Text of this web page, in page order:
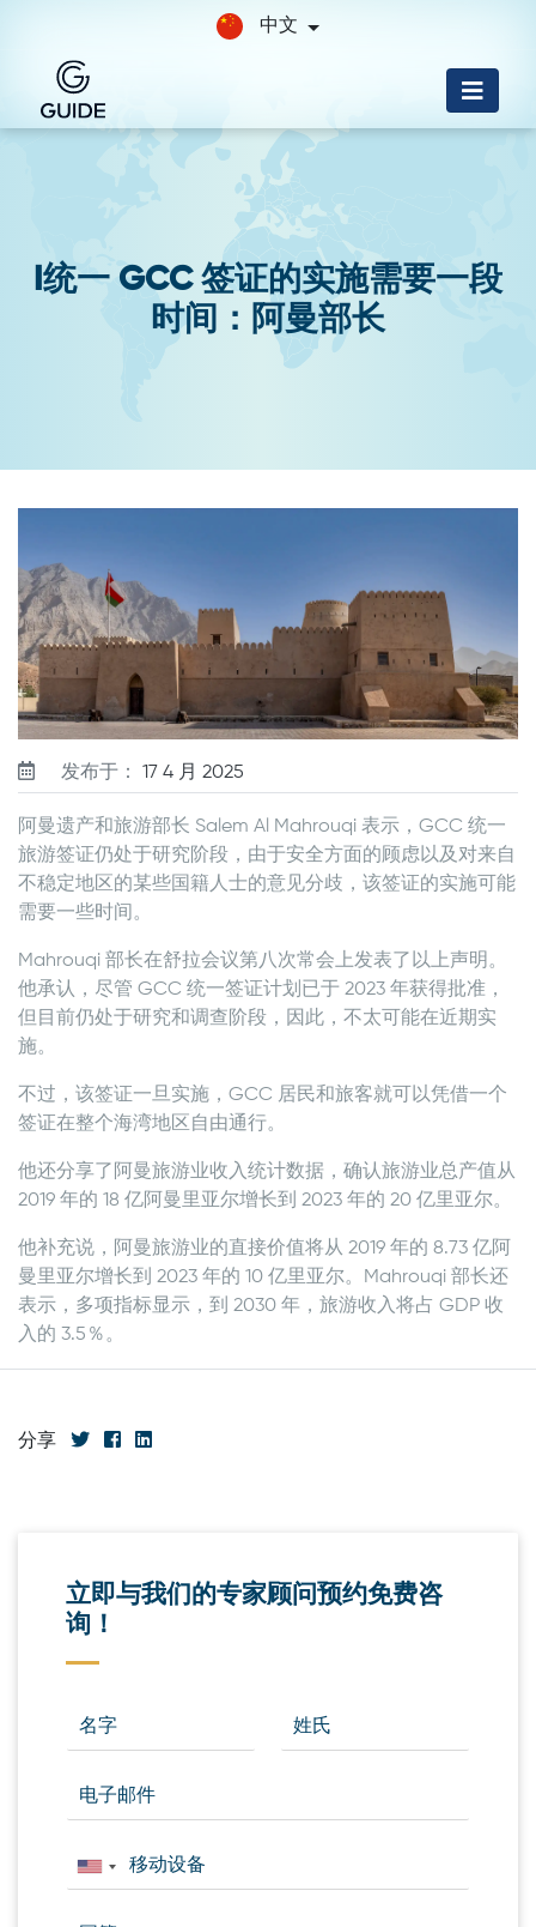
中文
I统一 GCC 签证的实施需要一段
时间：阿曼部长
发布于： 17 4 月 2025
阿曼遗产和旅游部长 Salem Al Mahrouqi 表示，GCC 统一
旅游签证仍处于研究阶段，由于安全方面的顾虑以及对来自
不稳定地区的某些国籍人士的意见分歧，该签证的实施可能
需要一些时间。
Mahrouqi 部长在舒拉会议第八次常会上发表了以上声明。
他承认，尽管 GCC 统一签证计划已于 2023 年获得批准，
但目前仍处于研究和调查阶段，因此，不太可能在近期实
施。
不过，该签证一旦实施，GCC 居民和旅客就可以凭借一个
签证在整个海湾地区自由通行。
他还分享了阿曼旅游业收入统计数据，确认旅游业总产值从
2019 年的 18 亿阿曼里亚尔增长到 2023 年的 20 亿里亚尔。
他补充说，阿曼旅游业的直接价值将从 2019 年的 8.73 亿阿
曼里亚尔增长到 2023 年的 10 亿里亚尔。Mahrouqi 部长还
表示，多项指标显示，到 2030 年，旅游收入将占 GDP 收
入的 3.5％。
分享
立即与我们的专家顾问预约免费咨
询！